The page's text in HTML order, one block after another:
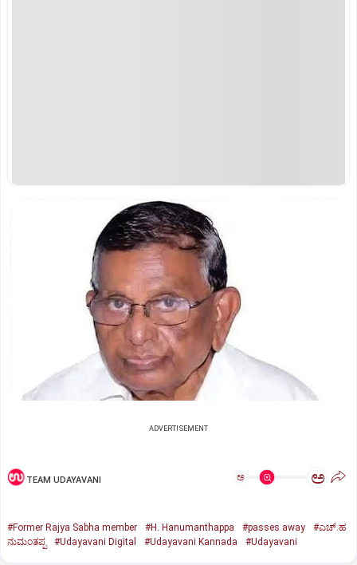
ADVERTISEMENT
TEAM UDAYAVANI ಅ ಅ
#Former Rajya Sabha member #H. Hanumanthappa #passes away
#ಎಚ್‌.ಹ
ನುಮಂತಪ್ಪ
#Udayavani Digital #Udayavani Kannada #Udayavani